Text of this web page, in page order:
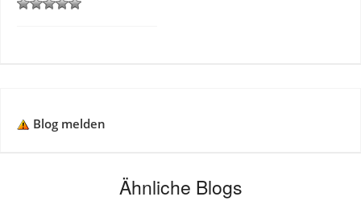
Blog melden
Ähnliche Blogs